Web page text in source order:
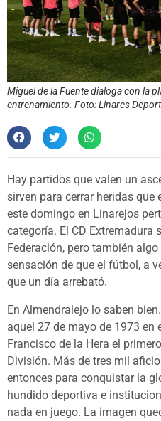
Miguel de la Fuente dialoga con la
entrenamiento. Foto: Linares
Hay partidos que valen un
sirven para cerrar heridas que
este domingo en Linarejos
categoría. El CD Extremadura
Federación, pero también
sensación de que el fútbol, a
que un día arrebató.
En Almendralejo lo saben
aquel 27 de mayo de 1973 en
Francisco de la Hera el
División. Más de tres mil
entonces para conquistar la
hundido deportiva e
nada en juego. La imagen